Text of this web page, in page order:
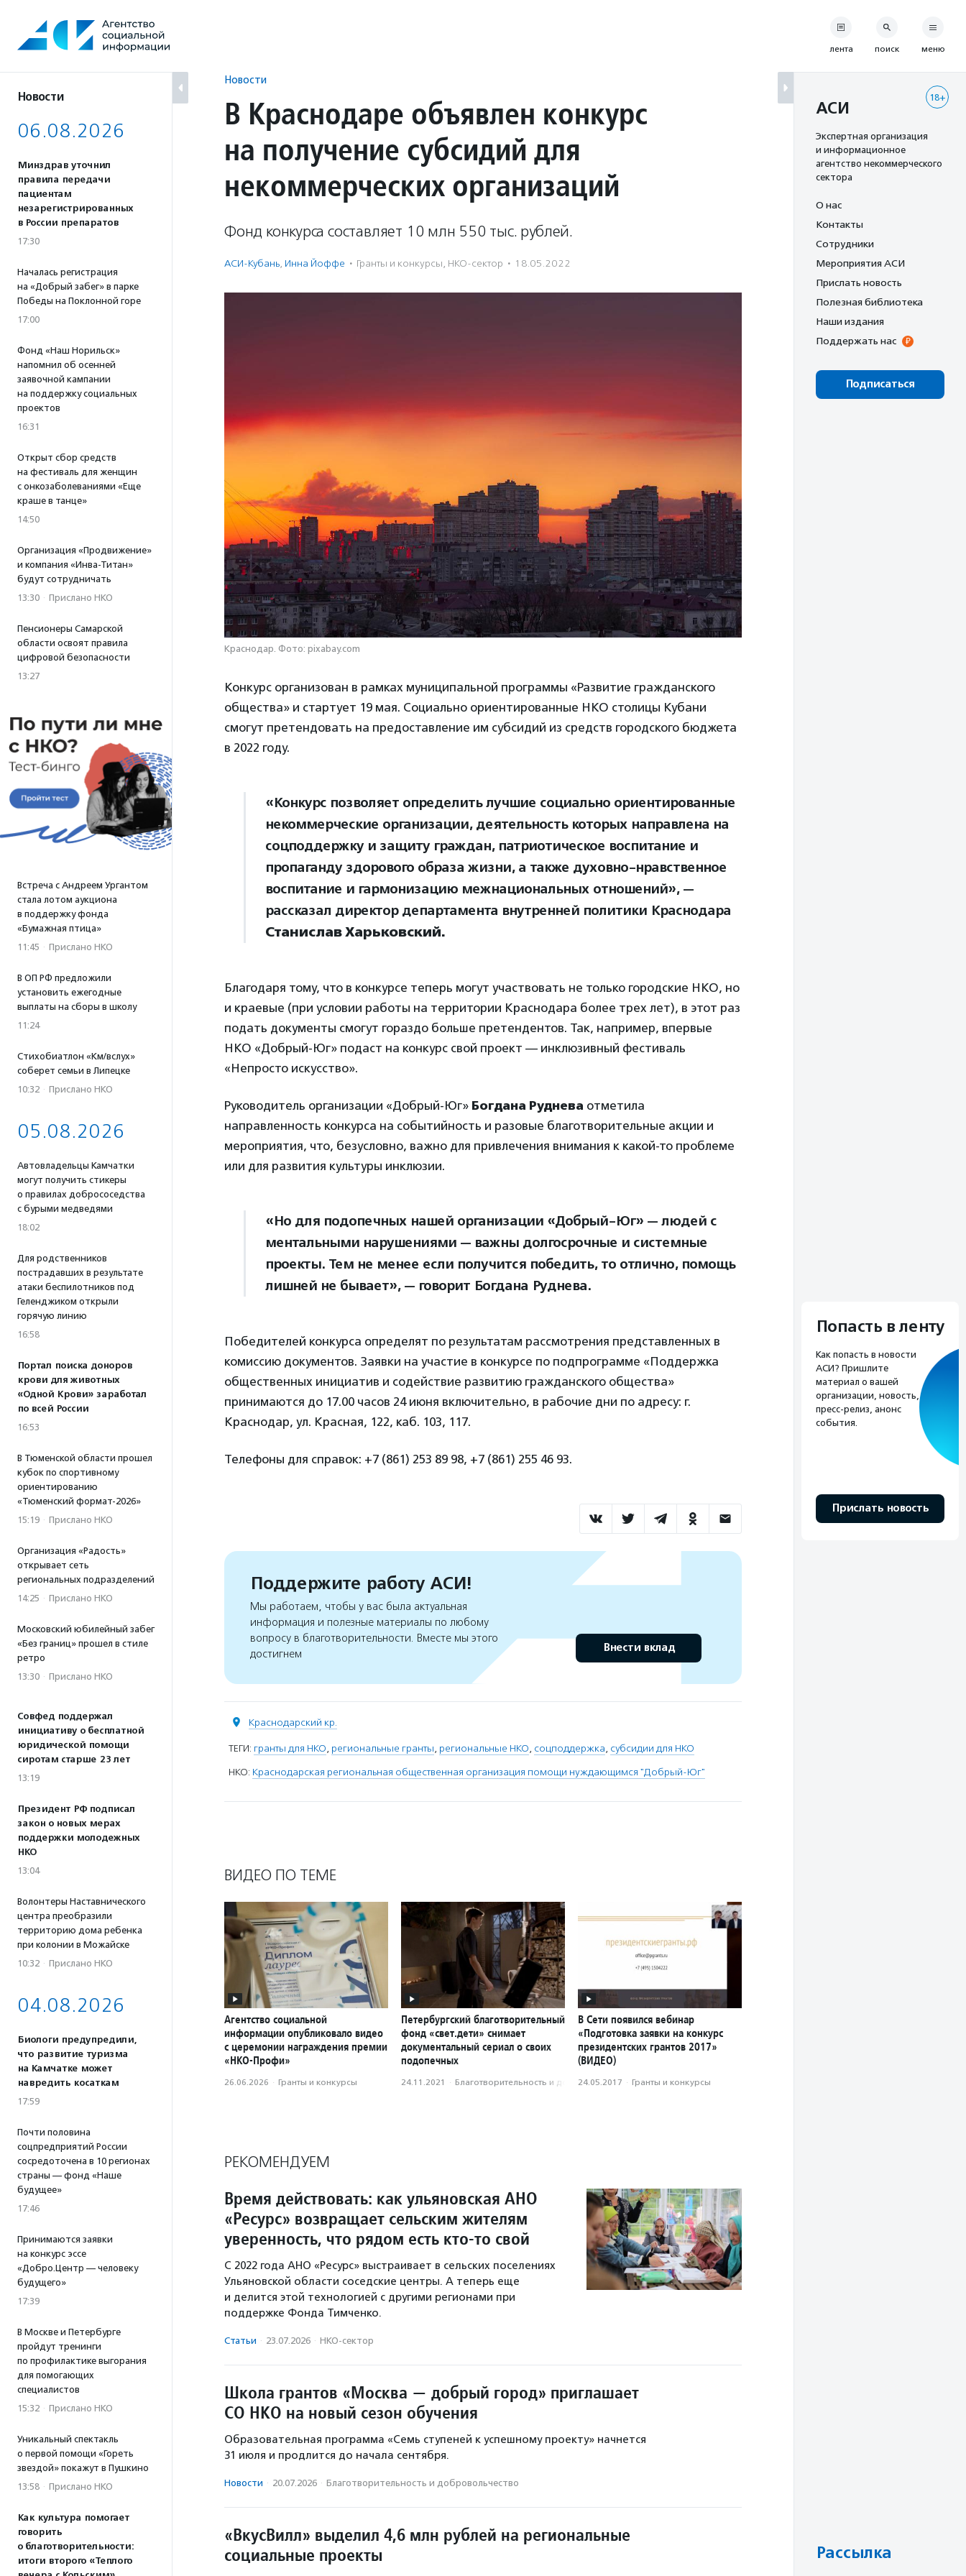
содержанию
Новости
06.08.2026
Минздрав уточнил
правила передачи
пациентам
незарегистрированных
в России препаратов
17:30
Началась регистрация
на «Добрый забег» в парке
Победы на Поклонной горе
17:00
Фонд «Наш Норильск»
напомнил об осенней
заявочной кампании
на поддержку социальных
проектов
16:31
Открыт сбор средств
на фестиваль для женщин
с онкозаболеваниями «Еще
краше в танце»
14:50
Организация «Продвижение»
и компания «Инва-Титан»
будут сотрудничать
13:30 · Прислано НКО
Пенсионеры Самарской
области освоят правила
цифровой безопасности
13:27
Встреча с Андреем Ургантом
стала лотом аукциона
в поддержку фонда
«Бумажная птица»
11:45 · Прислано НКО
В ОП РФ предложили
установить ежегодные
выплаты на сборы в школу
11:24
Стихобиатлон «Км/вслух»
соберет семьи в Липецке
10:32 · Прислано НКО
05.08.2026
Автовладельцы Камчатки
могут получить стикеры
о правилах добрососедства
с бурыми медведями
18:02
Для родственников
пострадавших в результате
атаки беспилотников под
Геленджиком открыли
горячую линию
16:58
Портал поиска доноров
крови для животных
«Одной Крови» заработал
по всей России
16:53
В Тюменской области прошел
кубок по спортивному
ориентированию
«Тюменский формат-2026»
15:19 · Прислано НКО
Организация «Радость»
открывает сеть
региональных подразделений
14:25 · Прислано НКО
Московский юбилейный забег
«Без границ» прошел в стиле
ретро
13:30 · Прислано НКО
Совфед поддержал
инициативу о бесплатной
юридической помощи
сиротам старше 23 лет
13:19
Президент РФ подписал
закон о новых мерах
поддержки молодежных
НКО
13:04
Волонтеры Наставнического
центра преобразили
территорию дома ребенка
при колонии в Можайске
10:32 · Прислано НКО
04.08.2026
Биологи предупредили,
что развитие туризма
на Камчатке может
навредить косаткам
17:59
Почти половина
соцпредприятий России
сосредоточена в 10 регионах
страны — фонд «Наше
будущее»
17:46
Принимаются заявки
на конкурс эссе
«Добро.Центр — человеку
будущего»
17:39
В Москве и Петербурге
пройдут тренинги
по профилактике выгорания
для помогающих
специалистов
15:32 · Прислано НКО
Уникальный спектакль
о первой помощи «Гореть
звездой» покажут в Пушкино
13:58 · Прислано НКО
Как культура помогает
говорить
о благотворительности:
итоги второго «Теплого
Новости
В Краснодаре объявлен конкурс
на получение субсидий для
некоммерческих организаций
Фонд конкурса составляет 10 млн 550 тыс. рублей.
АСИ-Кубань, Инна Йоффе · Гранты и конкурсы, НКО-сектор · 18.05.2022
Краснодар. Фото: pixabay.com
Конкурс организован в рамках муниципальной программы «Развитие гражданского
общества» и стартует 19 мая. Социально ориентированные НКО столицы Кубани
смогут претендовать на предоставление им субсидий из средств городского бюджета
в 2022 году.
«Конкурс позволяет определить лучшие социально ориентированные
некоммерческие организации, деятельность которых направлена на
соцподдержку и защиту граждан, патриотическое воспитание и
пропаганду здорового образа жизни, а также духовно-нравственное
воспитание и гармонизацию межнациональных отношений», —
рассказал директор департамента внутренней политики Краснодара
Станислав Харьковский.
Благодаря тому, что в конкурсе теперь могут участвовать не только городские НКО, но
и краевые (при условии работы на территории Краснодара более трех лет), в этот раз
подать документы смогут гораздо больше претендентов. Так, например, впервые
НКО «Добрый-Юг» подаст на конкурс свой проект — инклюзивный фестиваль
«Непросто искусство».
Руководитель организации «Добрый-Юг» Богдана Руднева отметила
направленность конкурса на событийность и разовые благотворительные акции и
мероприятия, что, безусловно, важно для привлечения внимания к какой-то проблеме
или для развития культуры инклюзии.
«Но для подопечных нашей организации «Добрый-Юг» — людей с
ментальными нарушениями — важны долгосрочные и системные
проекты. Тем не менее если получится победить, то отлично, помощь
лишней не бывает», — говорит Богдана Руднева.
Победителей конкурса определят по результатам рассмотрения представленных в
комиссию документов. Заявки на участие в конкурсе по подпрограмме «Поддержка
общественных инициатив и содействие развитию гражданского общества»
принимаются до 17.00 часов 24 июня включительно, в рабочие дни по адресу: г.
Краснодар, ул. Красная, 122, каб. 103, 117.
Телефоны для справок: +7 (861) 253 89 98, +7 (861) 255 46 93.
Поддержите работу АСИ!
Мы работаем, чтобы у вас была актуальная
информация и полезные материалы по любому
вопросу в благотворительности. Вместе мы этого
достигнем
Внести вклад
Краснодарский кр.
ТЕГИ: гранты для НКО, региональные гранты, региональные НКО, соцподдержка, субсидии для НКО
НКО: Краснодарская региональная общественная организация помощи нуждающимся "Добрый-Юг"
ВИДЕО ПО ТЕМЕ
Агентство социальной
информации опубликовало видео
с церемонии награждения премии
«НКО-Профи»
26.06.2026 · Гранты и конкурсы
Петербургский благотворительный
фонд «свет.дети» снимает
документальный сериал о своих
подопечных
24.11.2021 · Благотвори­тель­ность и доброволь­чест­во
В Сети появился вебинар
«Подготовка заявки на конкурс
президентских грантов 2017»
(ВИДЕО)
24.05.2017 · Гранты и конкурсы
РЕКОМЕНДУЕМ
Время действовать: как ульяновская АНО
«Ресурс» возвращает сельским жителям
уверенность, что рядом есть кто-то свой
С 2022 года АНО «Ресурс» выстраивает в сельских поселениях
Ульяновской области соседские центры. А теперь еще
и делится этой технологией с другими регионами при
поддержке Фонда Тимченко.
Статьи · 23.07.2026 · НКО-сектор
Школа грантов «Москва — добрый город» приглашает
СО НКО на новый сезон обучения
Образовательная программа «Семь ступеней к успешному проекту» начнется
31 июля и продлится до начала сентября.
Новости · 20.07.2026 · Благотвори­тель­ность и доброволь­чест­во
«ВкусВилл» выделил 4,6 млн рублей на региональные
социальные проекты
лента поиск меню
18+
АСИ
Экспертная организация
и информационное
агентство некоммерческого
сектора
О нас
Контакты
Сотрудники
Мероприятия АСИ
Прислать новость
Полезная библиотека
Наши издания
Поддержать нас
Подписаться
Попасть в ленту
Как попасть в новости
АСИ? Пришлите
материал о вашей
организации, новость,
пресс-релиз, анонс
события.
Прислать новость
Рассылка